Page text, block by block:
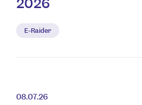
2026
E-Raider
08.07.26